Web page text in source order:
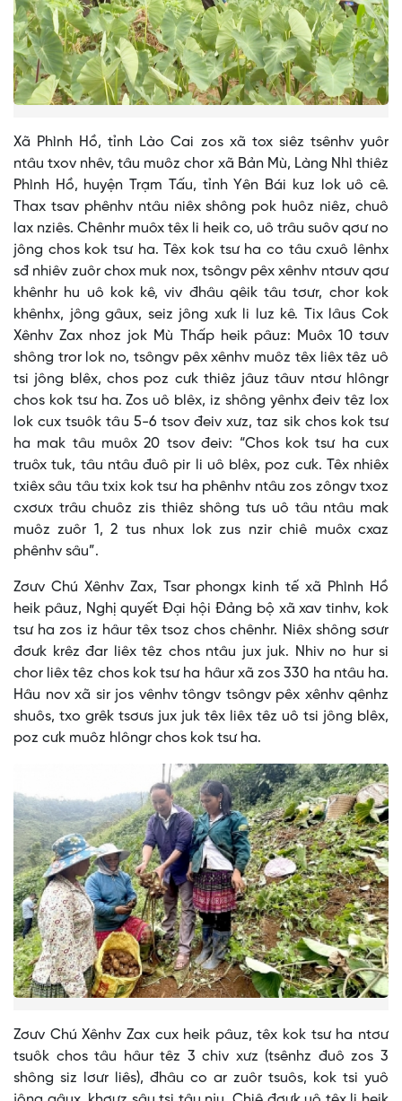
Xã Phình Hồ, tỉnh Lào Cai zos xã tox siêz tsênhv yuôr
ntâu txov nhêv, tâu muôz chor xã Bản Mù, Làng Nhì thiêz
Phình Hồ, huyện Trạm Tấu, tỉnh Yên Bái kuz lok uô cê.
Thax tsav phênhv ntâu niêx shông pok huôz niêz, chuô
lax nziês. Chênhr muôx têx li heik co, uô trâu suôv qơư no
jông chos kok tsư ha. Têx kok tsư ha co tâu cxuô lênhx
sđ nhiêv zuôr chox muk nox, tsôngv pêx xênhv ntơưv qơư
khênhr hu uô kok kê, viv đhâu qêik tâu tơưr, chor kok
khênhx, jông gâux, seiz jông xưk li luz kê. Tix lâus Cok
Xênhv Zax nhoz jok Mù Thấp heik pâuz: Muôx 10 tơưv
shông tror lok no, tsôngv pêx xênhv muôz têx liêx têz uô
tsi jông blêx, chos poz cưk thiêz jâuz tâuv ntơư hlôngr
chos kok tsư ha. Zos uô blêx, iz shông yênhx đeiv têz lox
lok cux tsuôk tâu 5-6 tsov đeiv xưz, taz sik chos kok tsư
ha mak tâu muôx 20 tsov đeiv: “Chos kok tsư ha cux
truôx tuk, tâu ntâu đuô pir li uô blêx, poz cưk. Têx nhiêx
txiêx sâu tâu txix kok tsư ha phênhv ntâu zos zôngv txoz
cxơưx trâu chuôz zis thiêz shông tưs uô tâu ntâu mak
muôz zuôr 1, 2 tus nhux lok zus nzir chiê muôx cxaz
phênhv sâu”.
Zơưv Chú Xênhv Zax, Tsar phongx kinh tế xã Phình Hồ
heik pâuz, Nghị quyết Đại hội Đảng bộ xã xav tinhv, kok
tsư ha zos iz hâur têx tsoz chos chênhr. Niêx shông sơưr
đơưk krêz đar liêx têz chos ntâu jux juk. Nhiv no hur si
chor liêx têz chos kok tsư ha hâur xã zos 330 ha ntâu ha.
Hâu nov xã sir jos vênhv tôngv tsôngv pêx xênhv qênhz
shuôs, txo grêk tsơưs jux juk têx liêx têz uô tsi jông blêx,
poz cưk muôz hlôngr chos kok tsư ha.
Zơưv Chú Xênhv Zax cux heik pâuz, têx kok tsư ha ntơư
tsuôk chos tâu hâur têz 3 chiv xưz (tsênhz đuô zos 3
shông siz lơưr liês), đhâu co ar zuôr tsuôs, kok tsi yuô